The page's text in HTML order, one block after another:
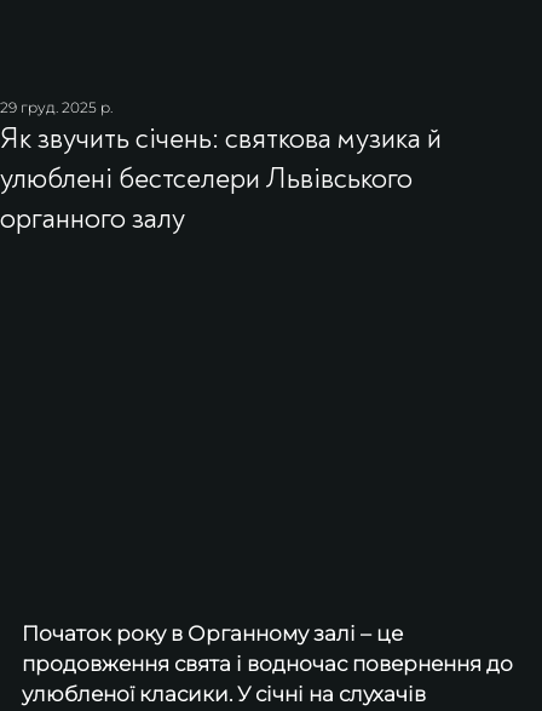
Як звучить січень: святкова музика й
улюблені бестселери Львівського
органного залу
29 груд. 2025 р.
Початок року в Органному залі – це
продовження свята і водночас повернення до
улюбленої класики. У січні на слухачів